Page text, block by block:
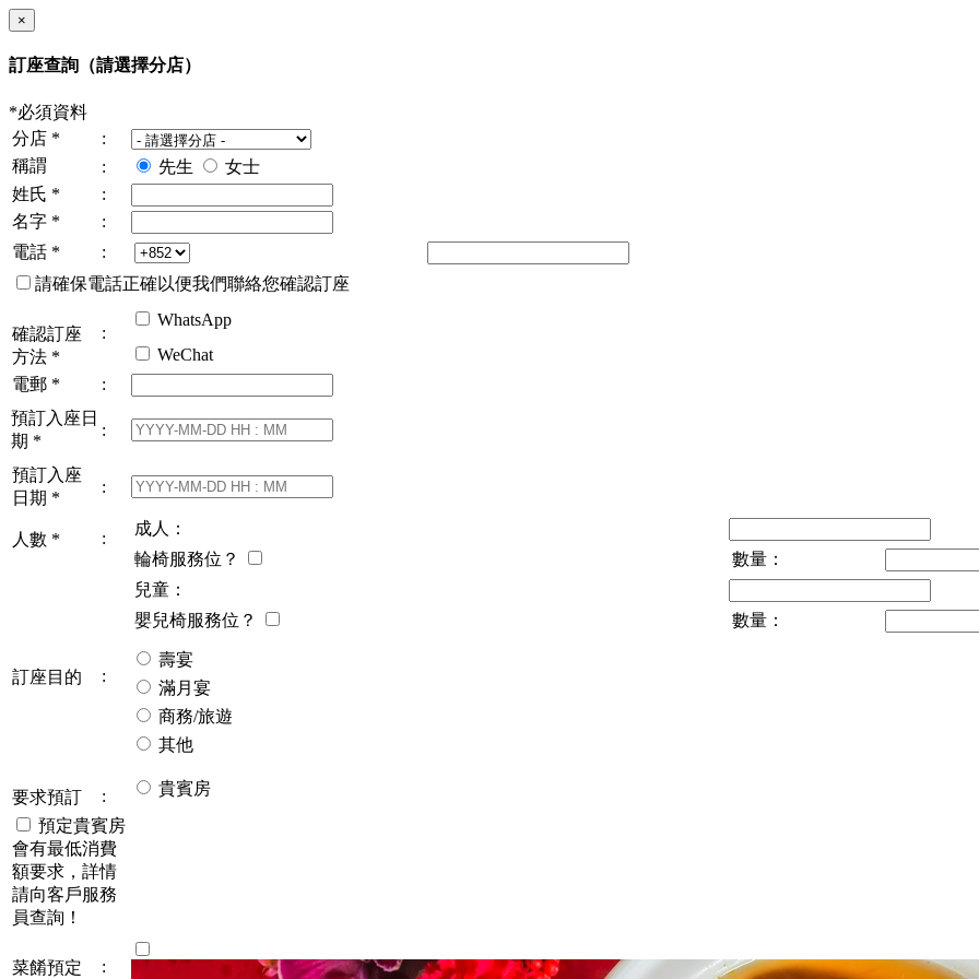
×
訂座查詢 （請選擇分店）
*必須資料
分店 *
:
稱謂
: 先生
女士
姓氏 *
:
名字 *
:
電話 *
:
請確保電話正確以便我們聯絡您確認訂座
確認訂座
方法 *
:
WhatsApp
WeChat
電郵 *
:
預訂入座日
期 *
:
預訂入座
日期 *
:
人數 * :
成人：
輪椅服務位？
數量：
兒童：
嬰兒椅服務位？
數量：
訂座目的 :
壽宴
滿月宴
商務/旅遊
其他
要求預訂 :
貴賓房
預定貴賓房
會有最低消費
額要求，詳情
請向客戶服務
員查詢！
菜餚預定 :